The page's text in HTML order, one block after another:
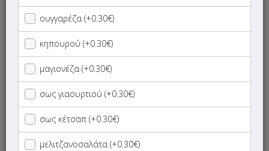
Κυπριακή Πίτα
Κυπριακή Πίτα Γίγας
Αραβικές Πίτες Γίγας
Τορτίγια
Μπαγκέτα
ουγγαρέζα (+0.30€)
κηπουρού (+0.30€)
μαγιονέζα (+0.30€)
σως γιαουρτιού (+0.30€)
σως κέτσαπ (+0.30€)
μελιτζανοσαλάτα (+0.30€)